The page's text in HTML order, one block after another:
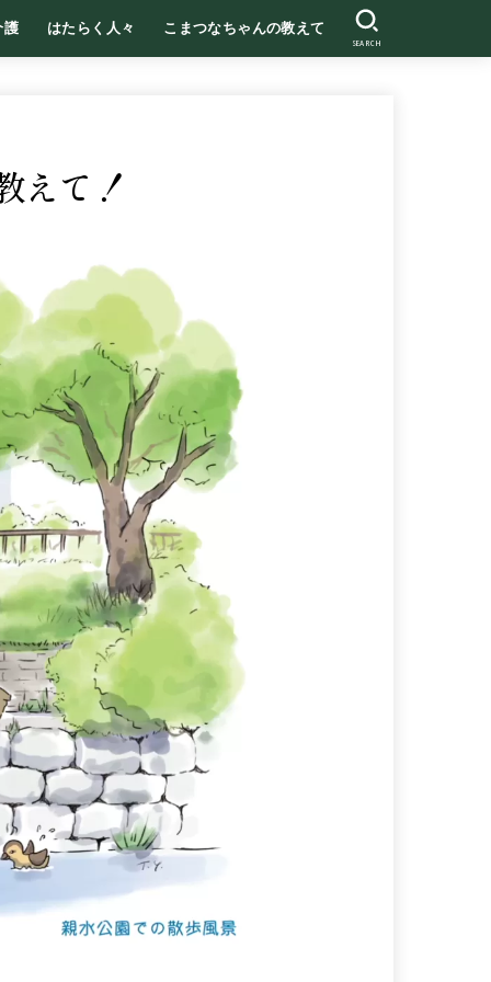
護 はたらく人々 こまつなちゃんの教えて
SEARCH
えて！